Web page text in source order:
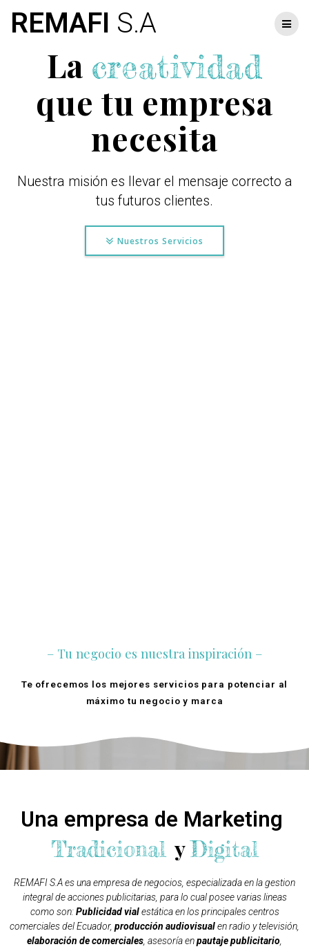
content
REMAFI S.A
La creatividad
que tu empresa
necesita
Nuestra misión es llevar el mensaje correcto a
tus futuros clientes.
Nuestros Servicios
– Tu negocio es nuestra inspiración –
Te ofrecemos los mejores servicios para potenciar al
máximo tu negocio y marca
Una empresa de Marketing
Tradicional yDigital
REMAFI S.A es una empresa de negocios, especializada en la gestion
integral de acciones publicitarias, para lo cual posee varias lineas
como son:Publicidad vialestática en los principales centros
comerciales del Ecuador, producción audiovisualen radio y televisión,
elaboración de comerciales , asesoría enpautaje publicitario